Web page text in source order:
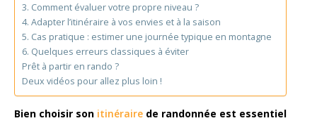
3. Comment évaluer votre propre niveau ?
4. Adapter l’itinéraire à vos envies et à la saison
5. Cas pratique : estimer une journée typique en montagne
6. Quelques erreurs classiques à éviter
Prêt à partir en rando ?
Deux vidéos pour allez plus loin !
Bien choisir son itinéraire de randonnée est essentiel